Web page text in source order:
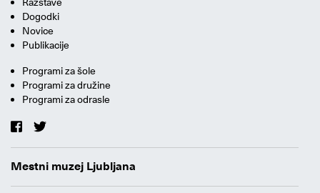
Dogodki
Novice
Publikacije
Programi za šole
Programi za družine
Programi za odrasle
Mestni muzej Ljubljana